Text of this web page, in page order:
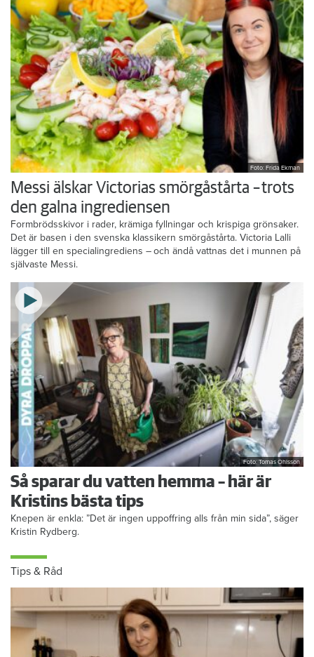
Foto: Frida Ekman
Messi älskar Victorias smörgåstårta – trots
den galna ingrediensen
Formbrödsskivor i rader, krämiga fyllningar och krispiga grönsaker.
Det är basen i den svenska klassikern smörgåstårta. Victoria Lalli
lägger till en specialingrediens – och ändå vattnas det i munnen på
självaste Messi.
Foto: Tomas Ohlsson
Så sparar du vatten hemma – här är
Kristins bästa tips
Knepen är enkla: ”Det är ingen uppoffring alls från min sida”, säger
Kristin Rydberg.
Tips & Råd